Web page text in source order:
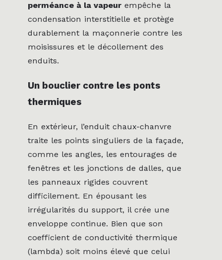
perméance à la vapeur empêche la
condensation interstitielle et protège
durablement la maçonnerie contre les
moisissures et le décollement des
enduits.
Un bouclier contre les ponts
thermiques
En extérieur, l’enduit chaux-chanvre
traite les points singuliers de la façade,
comme les angles, les entourages de
fenêtres et les jonctions de dalles, que
les panneaux rigides couvrent
difficilement. En épousant les
irrégularités du support, il crée une
enveloppe continue. Bien que son
coefficient de conductivité thermique
(lambda) soit moins élevé que celui